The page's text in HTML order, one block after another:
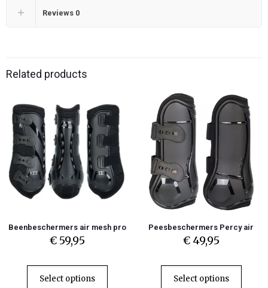
Reviews 0
Related products
Beenbeschermers air mesh pro
€59,95
Select options
Peesbeschermers Percy air
€49,95
Select options